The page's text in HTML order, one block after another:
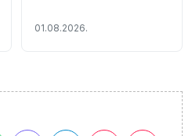
01.08.2026.